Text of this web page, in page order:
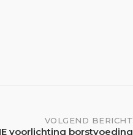
VOLGEND BERICHT
voorlichting borstvoeding